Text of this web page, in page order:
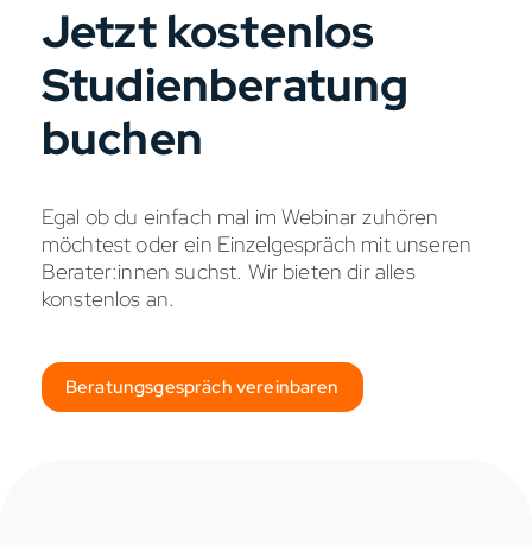
Jetzt kostenlos
Studienberatung
buchen
Egal ob du einfach mal im Webinar zuhören
möchtest oder ein Einzelgespräch mit unseren
Berater:innen suchst. Wir bieten dir alles
konstenlos an.
Beratungsgespräch vereinbaren